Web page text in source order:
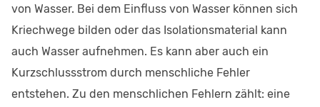
von Wasser. Bei dem Einfluss von Wasser können sich
Kriechwege bilden oder das Isolationsmaterial kann
auch Wasser aufnehmen. Es kann aber auch ein
Kurzschlussstrom durch menschliche Fehler
entstehen. Zu den menschlichen Fehlern zählt: eine